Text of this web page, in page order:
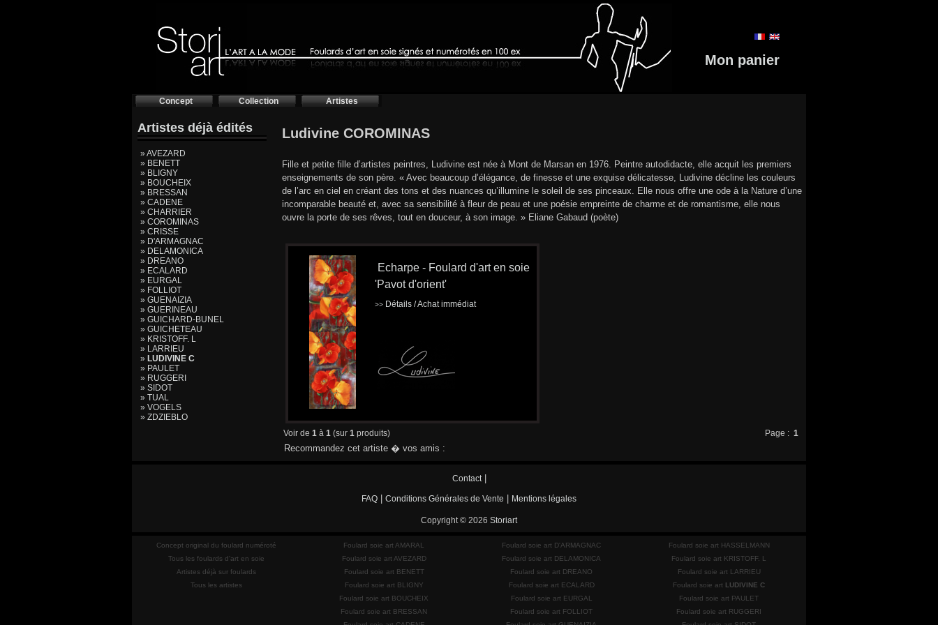
Mon panier
Concept Collection Artistes
Artistes déjà édités
» AVEZARD
» BENETT
» BLIGNY
» BOUCHEIX
» BRESSAN
» CADENE
» CHARRIER
» COROMINAS
» CRISSE
» D'ARMAGNAC
» DELAMONICA
» DREANO
» ECALARD
» EURGAL
» FOLLIOT
» GUENAIZIA
» GUERINEAU
» GUICHARD-BUNEL
» GUICHETEAU
» KRISTOFF. L
» LARRIEU
» LUDIVINE C
» PAULET
» RUGGERI
» SIDOT
» TUAL
» VOGELS
» ZDZIEBLO
Ludivine COROMINAS
Fille et petite fille d’artistes peintres, Ludivine est née à Mont de Marsan en 1976. Peintre autodidacte, elle acquit les premiers
enseignements de son père. « Avec beaucoup d’élégance, de finesse et une exquise délicatesse, Ludivine décline les couleurs
de l’arc en ciel en créant des tons et des nuances qu’illumine le soleil de ses pinceaux. Elle nous offre une ode à la Nature d’une
incomparable beauté et, avec sa sensibilité à fleur de peau et une poésie empreinte de charme et de romantisme, elle nous
ouvre la porte de ses rêves, tout en douceur, à son image. » Eliane Gabaud (poète)
Echarpe - Foulard d'art en soie
'Pavot d'orient'
>> Détails / Achat immédiat
Voir de 1 à 1 (sur 1 produits) Page : 1
Recommandez cet artiste � vos amis :
Contact|
FAQ Conditions Générales de Vente Mentions légales
Copyright © 2026 Storiart
Concept original du foulard numéroté
Tous les foulards d'art en soie
Artistes déjà sur foulards
Tous les artistes
Foulard soie art AMARAL
Foulard soie art AVEZARD
Foulard soie art BENETT
Foulard soie art BLIGNY
Foulard soie art BOUCHEIX
Foulard soie art BRESSAN
Foulard soie art D'ARMAGNAC
Foulard soie art DELAMONICA
Foulard soie art DREANO
Foulard soie art ECALARD
Foulard soie art EURGAL
Foulard soie art FOLLIOT
Foulard soie art HASSELMANN
Foulard soie art KRISTOFF. L
Foulard soie art LARRIEU
Foulard soie art LUDIVINE C
Foulard soie art PAULET
Foulard soie art RUGGERI